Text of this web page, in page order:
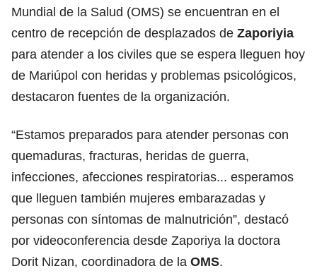
Mundial de la Salud (OMS) se encuentran en el
centro de recepción de desplazados de Zaporiyia
para atender a los civiles que se espera lleguen hoy
de Mariúpol con heridas y problemas psicológicos,
destacaron fuentes de la organización.
“Estamos preparados para atender personas con
quemaduras, fracturas, heridas de guerra,
infecciones, afecciones respiratorias... esperamos
que lleguen también mujeres embarazadas y
personas con síntomas de malnutrición”, destacó
por videoconferencia desde Zaporiya la doctora
Dorit Nizan, coordinadora de la OMS.